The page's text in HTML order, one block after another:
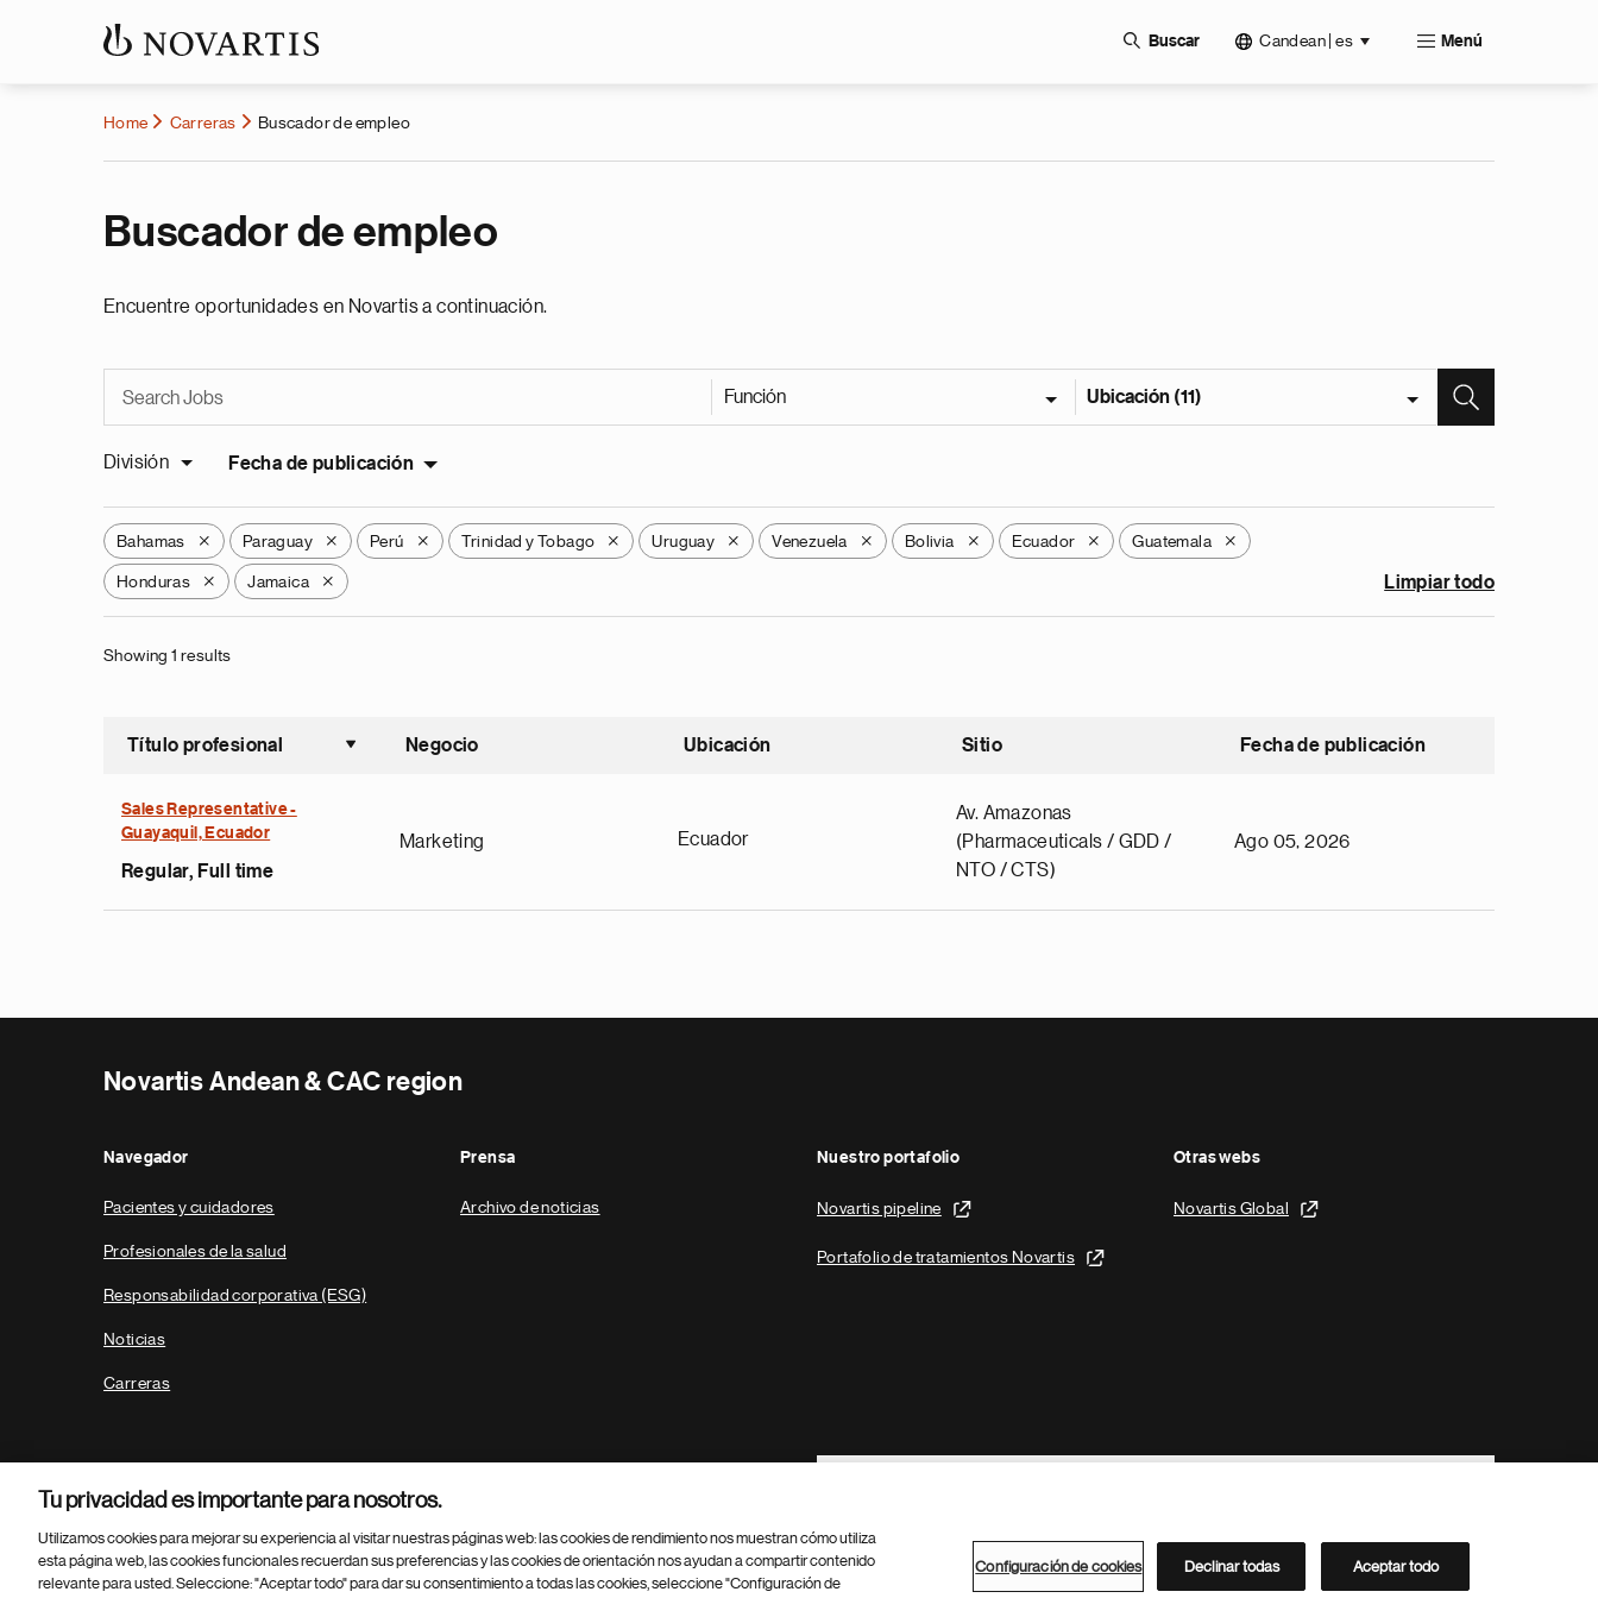
Buscar Candean | es Menú
Home Carreras Buscador de empleo
Buscador de empleo
Encuentre oportunidades en Novartis a continuación.
Función Ubicación (11)
División Fecha de publicación
Bahamas X Paraguay X Perú X Trinidad y Tobago X Uruguay X Venezuela X Bolivia X Ecuador X Guatemala X
Honduras X Jamaica X Limpiar todo
Showing 1 results
Título profesional
Ordenar ascendente
Negocio Ubicación Sitio Fecha de publicación
Sales Representative -
Guayaquil, Ecuador
Regular, Full time
Marketing Ecuador
Av. Amazonas
(Pharmaceuticals / GDD /
NTO / CTS)
Ago 05, 2026
Novartis Andean & CAC region
Navegador
Pacientes y cuidadores
Profesionales de la salud
Responsabilidad corporativa (ESG)
Noticias
Carreras
Prensa
Archivo de noticias
Nuestro portafolio
Novartis pipeline
Portafolio de tratamientos Novartis
Otras webs
Novartis Global
Footer Site Search
Parte
© 2026 Novartis AG Directorio de Novartis
Tu privacidad es importante para nosotros.
Utilizamos cookies para mejorar su experiencia al visitar nuestras páginas web: las cookies de rendimiento nos muestran cómo utiliza
esta página web, las cookies funcionales recuerdan sus preferencias y las cookies de orientación nos ayudan a compartir contenido
relevante para usted. Seleccione: "Aceptar todo" para dar su consentimiento a todas las cookies, seleccione "Configuración de
Configuración de cookies Declinar todas Aceptar todo